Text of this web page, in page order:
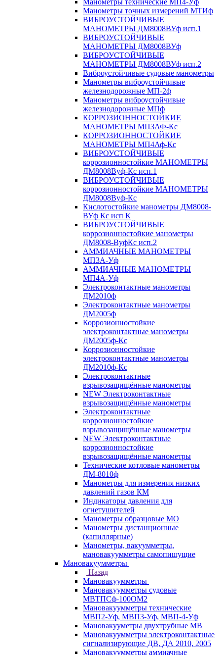
Манометры технические МП4-Уф
Манометры точных измерений МТИф
ВИБРОУСТОЙЧИВЫЕ
МАНОМЕТРЫ ДМ8008ВУф исп.1
ВИБРОУСТОЙЧИВЫЕ
МАНОМЕТРЫ ДМ8008ВУф
ВИБРОУСТОЙЧИВЫЕ
МАНОМЕТРЫ ДМ8008ВУф исп.2
Виброустойчивые судовые манометры
Манометры виброустойчивые
железнодорожные МП-2ф
Манометры виброустойчивые
железнодорожные МПф
КОРРОЗИОННОСТОЙКИЕ
МАНОМЕТРЫ МП3АФ-Кс
КОРРОЗИОННОСТОЙКИЕ
МАНОМЕТРЫ МП4Аф-Кс
ВИБРОУСТОЙЧИВЫЕ
коррозионностойкие МАНОМЕТРЫ
ДМ8008Вуф-Кс исп.1
ВИБРОУСТОЙЧИВЫЕ
коррозионностойкие МАНОМЕТРЫ
ДМ8008Вуф-Кс
Кислотостойкие манометры ДМ8008-
ВУф Кс исп К
ВИБРОУСТОЙЧИВЫЕ
коррозионностойкие манометры
ДМ8008-ВуфКс исп.2
АММИАЧНЫЕ МАНОМЕТРЫ
МП3А-Уф
АММИАЧНЫЕ МАНОМЕТРЫ
МП4А-Уф
Электроконтактные манометры
ДМ2010ф
Электроконтактные манометры
ДМ2005ф
Коррозионностойкие
электроконтактные манометры
ДМ2005ф-Кс
Коррозионностойкие
электроконтактные манометры
ДМ2010ф-Кс
Электроконтактные
взрывозащищённые манометры
NEW Электроконтактные
взрывозащищённые манометры
Электроконтактные
коррозионностойкие
взрывозащищённые манометры
NEW Электроконтактные
коррозионностойкие
взрывозащищённые манометры
Технические котловые манометры
ДМ-8010ф
Манометры для измерения низких
давлений газов КМ
Индикаторы давления для
огнетушителей
Манометры образцовые МО
Манометры дистанционные
(капиллярные)
Манометры, вакуумметры,
мановакуумметры самопишущие
Мановакуумметры
Назад
Мановакуумметры
Мановакуумметры судовые
МВТПСф-100ОМ2
Мановакуумметры технические
МВП2-Уф, МВП3-Уф, МВП-4-Уф
Мановакууметры двухтрубные МВ
Мановакуумметры электроконтактные
сигнализирующие ДВ, ДА 2010, 2005
Мановакуумметры аммиачные